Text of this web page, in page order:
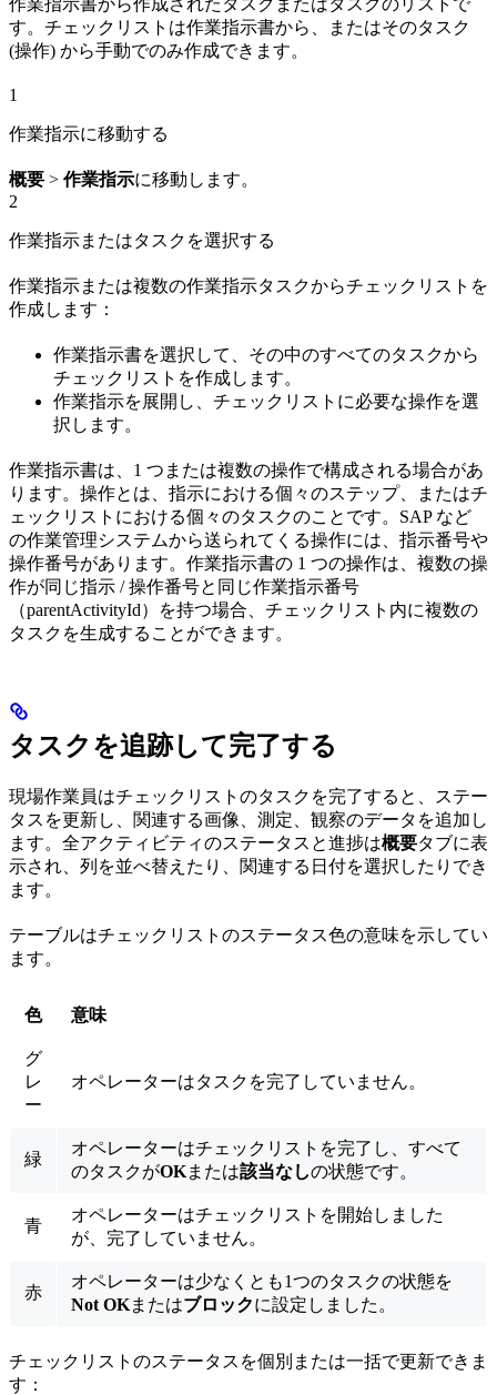
す。チェックリストは作業指示書から、またはそのタスク
(操作) から手動でのみ作成できます。
1
作業指示に移動する
概要 > 作業指示に移動します。
2
作業指示またはタスクを選択する
作業指示または複数の作業指示タスクからチェックリストを
作成します：
作業指示書を選択して、その中のすべてのタスクから
チェックリストを作成します。
作業指示を展開し、チェックリストに必要な操作を選
択します。
作業指示書は、1 つまたは複数の操作で構成される場合があ
ります。操作とは、指示における個々のステップ、またはチ
ェックリストにおける個々のタスクのことです。SAP など
の作業管理システムから送られてくる操作には、指示番号や
操作番号があります。作業指示書の 1 つの操作は、複数の操
作が同じ指示 / 操作番号と同じ作業指示番号
（parentActivityId）を持つ場合、チェックリスト内に複数の
タスクを生成することができます。
タスクを追跡して完了する
現場作業員はチェックリストのタスクを完了すると、ステー
タスを更新し、関連する画像、測定、観察のデータを追加し
ます。全アクティビティのステータスと進捗は概要タブに表
示され、列を並べ替えたり、関連する日付を選択したりでき
ます。
テーブルはチェックリストのステータス色の意味を示してい
ます。
色 意味
グ
レ
ー
オペレーターはタスクを完了していません。
緑
オペレーターはチェックリストを完了し、すべて
のタスクがOKまたは該当なしの状態です。
青
オペレーターはチェックリストを開始しました
が、完了していません。
赤
オペレーターは少なくとも1つのタスクの状態を
Not OKまたはブロックに設定しました。
チェックリストのステータスを個別または一括で更新できま
す：